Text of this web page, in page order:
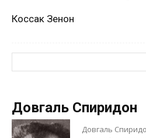
Коссак Зенон
Довгаль Спиридон
Довгаль